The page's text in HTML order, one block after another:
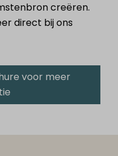
creëren.
direct bij ons
voor meer